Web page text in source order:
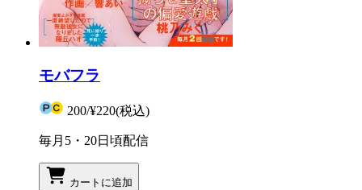
モバフラ
200/¥220(税込)
毎月5・20日頃配信
カートに追加